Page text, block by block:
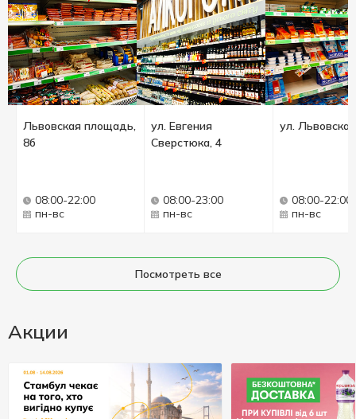
Львовская площадь,
8б
08:00-22:00
пн-вс
ул. Евгения
Сверстюка, 4
08:00-23:00
пн-вс
ул.
08:00-22:00
пн-вс
Посмотреть все
Акции